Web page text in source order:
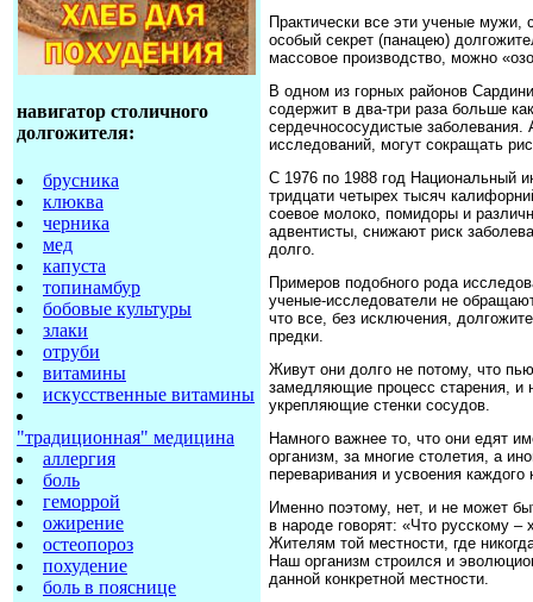
навигатор столичного
долгожителя:
брусника
клюква
черника
мед
капуста
топинамбур
бобовые культуры
злаки
отруби
витамины
искусственные витамины
"традиционная" медицина
аллергия
боль
геморрой
ожирение
остеопороз
похудение
боль в пояснице
Практически все эти ученые мужи,
особый секрет (панацею)
массовое производство, можно
В одном из горных районов
содержит в два-три раза больше
сердечнососудистые заболевания.
исследований, могут сокращать
С 1976 по 1988 год Национальный
тридцати четырех тысяч
соевое молоко, помидоры и
адвентисты, снижают риск
долго.
Примеров подобного рода
ученые-исследователи не
что все, без исключения,
предки.
Живут они долго не потому, что
замедляющие процесс старения, и
укрепляющие стенки сосудов.
Намного важнее то, что они едят
организм, за многие столетия, а
переваривания и усвоения
Именно поэтому, нет, и не может
в народе говорят: «Что русскому
Жителям той местности, где
Наш организм строился и
данной конкретной местности.